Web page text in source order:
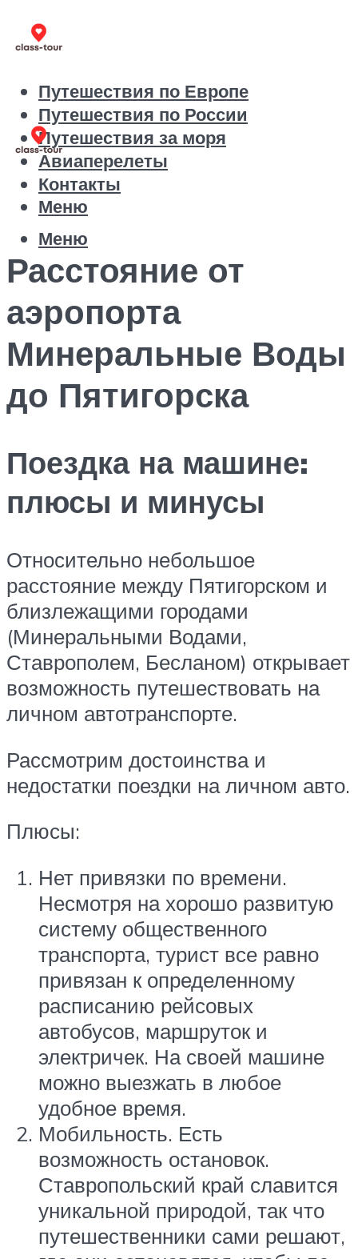
Путешествия по Европе
Путешествия по России
Путешествия за моря
Авиаперелеты
Контакты
Меню
Меню
Расстояние от
аэропорта
Минеральные Воды
до Пятигорска
Поездка на машине:
плюсы и минусы
Относительно небольшое
расстояние между Пятигорском и
близлежащими городами
(Минеральными Водами,
Ставрополем, Бесланом) открывает
возможность путешествовать на
личном автотранспорте.
Рассмотрим достоинства и
недостатки поездки на личном авто.
Плюсы:
Нет привязки по времени.
Несмотря на хорошо развитую
систему общественного
транспорта, турист все равно
привязан к определенному
расписанию рейсовых
автобусов, маршруток и
электричек. На своей машине
можно выезжать в любое
удобное время.
Мобильность. Есть
возможность остановок.
Ставропольский край славится
уникальной природой, так что
путешественники сами решают,